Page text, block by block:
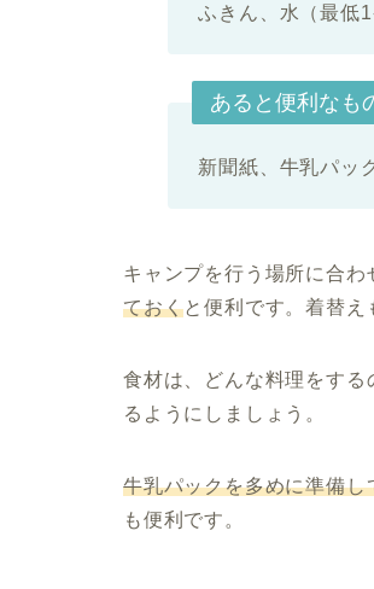
ふきん、水（最低1
あると便利なも
新聞紙、牛乳パッ
キャンプを行う場所に合
ておくと便利です。着替え
食材は、どんな料理をす
るようにしましょう。
牛乳パックを多めに準備し
も便利です。